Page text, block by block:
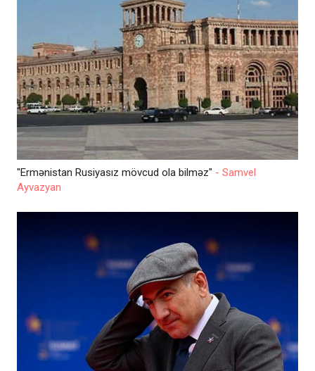
"Ermənistan Rusiyasız mövcud ola bilməz" - Samvel
Ayvazyan